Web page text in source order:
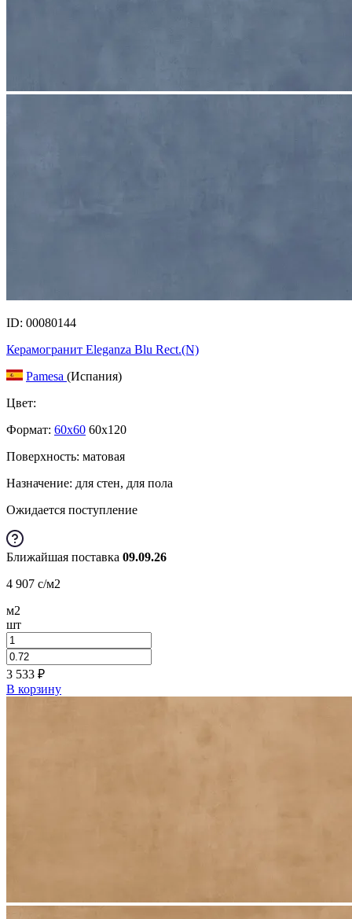
ID: 00080144
Керамогранит Eleganza Blu Rect.(N)
Pamesa (Испания)
Цвет:
Формат: 60x60 60x120
Поверхность: матовая
Назначение: для стен, для пола
Ожидается поступление
Ближайшая поставка 09.09.26
4 907 c/м2
м2
шт
3 533 ₽
В корзину